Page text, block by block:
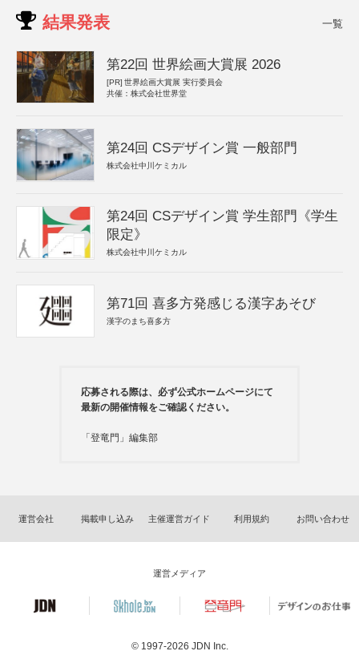
結果発表 一覧
第22回 世界絵画大賞展 2026
[PR] 世界絵画大賞展 実行委員会
共催：株式会社世界堂
第24回 CSデザイン賞 一般部門
株式会社中川ケミカル
第24回 CSデザイン賞 学生部門《学生
限定》
株式会社中川ケミカル
第71回 喜多方発感じる漢字あそび
漢字のまち喜多方
応募される際は、必ず公式ホームページにて
最新の開催情報をご確認ください。
「登竜門」編集部
運営会社 掲載申し込み 主催運営ガイド 利用規約 お問い合わせ
運営メディア
© 1997-2026 JDN Inc.